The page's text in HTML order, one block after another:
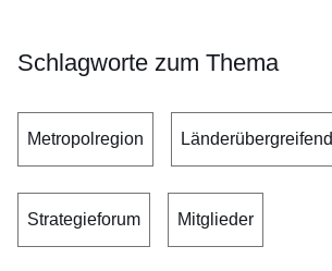
Schlagworte zum Thema
Metropolregion Länderübergreifend
Strategieforum Mitglieder